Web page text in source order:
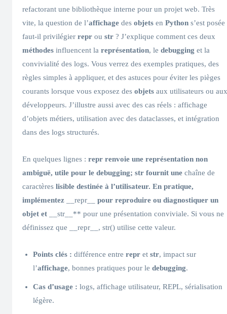
refactorant une bibliothèque interne pour un projet web. Très
vite, la question de l’affichage des objets en Python s’est posée
faut-il privilégier repr ou str ? J’explique comment ces deux
méthodes influencent la représentation, le debugging et la
convivialité des logs. Vous verrez des exemples pratiques, des
règles simples à appliquer, et des astuces pour éviter les pièges
courants lorsque vous exposez des objets aux utilisateurs ou aux
développeurs. J’illustre aussi avec des cas réels : affichage
d’objets métiers, utilisation avec des dataclasses, et intégration
dans des logs structurés.
En quelques lignes : repr renvoie une représentation non
ambiguë, utile pour le debugging; str fournit une chaîne de
caractères lisible destinée à l’utilisateur. En pratique,
implémentez
__repr__
pour reproduire ou diagnostiquer un
objet et
__str__** pour une présentation conviviale. Si vous ne
définissez que __repr__, str() utilise cette valeur.
Points clés : différence entre repr et str, impact sur
l’affichage, bonnes pratiques pour le debugging.
Cas d’usage : logs, affichage utilisateur, REPL, sérialisation
légère.